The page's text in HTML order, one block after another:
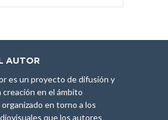
AUTOR
es un proyecto de difusión y
creación en el ámbito
en torno a los
que los autores